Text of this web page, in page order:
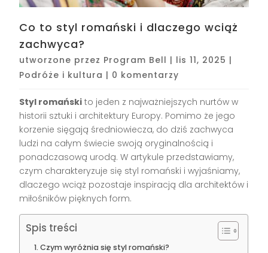
Co to styl romański i dlaczego wciąż
zachwyca?
utworzone przez Program Bell | lis 11, 2025 |
Podróże i kultura | 0 komentarzy
Styl romański to jeden z najważniejszych nurtów w
historii sztuki i architektury Europy. Pomimo że jego
korzenie sięgają średniowiecza, do dziś zachwyca
ludzi na całym świecie swoją oryginalnością i
ponadczasową urodą. W artykule przedstawiamy,
czym charakteryzuje się styl romański i wyjaśniamy,
dlaczego wciąż pozostaje inspiracją dla architektów i
miłośników pięknych form.
Spis treści
Czym wyróżnia się styl romański?